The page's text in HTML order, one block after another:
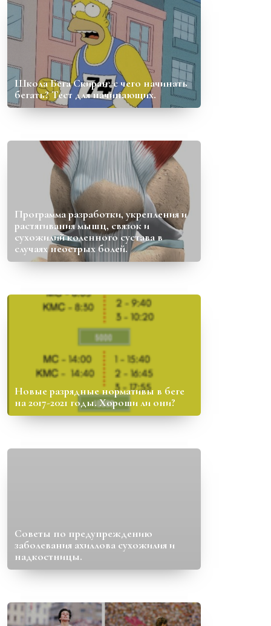
Школа Бега Скиран: с чего начинать
бегать? Тест для начинающих.
Программа разработки, укрепления и
растягивания мышц, связок и
сухожилий коленного сустава в
случаях неострых болей.
Новые разрядные нормативы в беге
на 2017-2021 годы. Хороши ли они?
Советы по предупреждению
заболевания ахиллова сухожилия и
надкостницы.